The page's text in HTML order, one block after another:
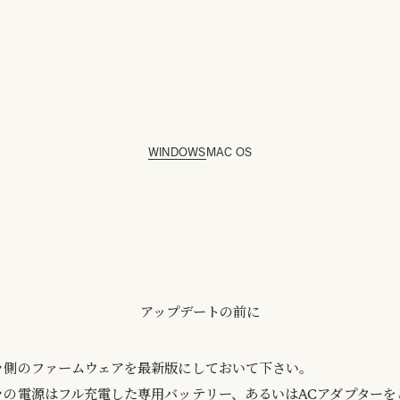
WINDOWS MAC OS
アップデートの前に
側のファームウェアを最新版にしておいて下さい。
の電源はフル充電した専用バッテリー、あるいはACアダプター